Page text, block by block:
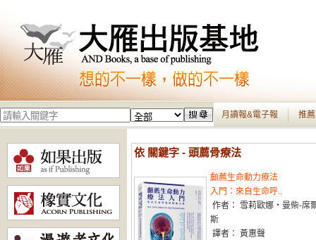
月讀報&電子報 推
依 關鍵字 - 頭薦骨療法
顱薦生命動力療法
入門：來自生命呼..
作者： 雪莉歐娜‧曼柴-席
斯
譯者： 黃惠聲